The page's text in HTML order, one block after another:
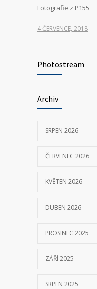
Fotografie z P155
4 ČERVENCE, 2018
VOZIDLA
SLUŽBY
11 ČERVNA, 2018
Photostream
Archiv
SRPEN 2026
ČERVENEC 2026
KVĚTEN 2026
DUBEN 2026
PROSINEC 2025
ZÁŘÍ 2025
SRPEN 2025